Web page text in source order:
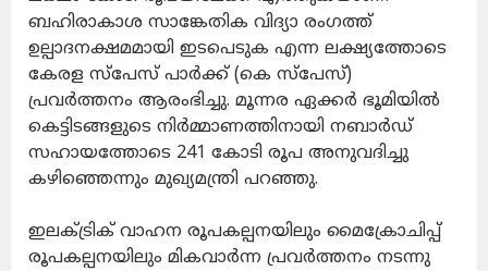
ബഹിരാകാശ സാങ്കേതിക വിദ്യാ രംഗത്ത്
ഉല്പാദനക്ഷമമായി ഇടപെടുക എന്ന ലക്ഷ്യത്തോടെ
കേരള സ്പേസ് പാർക്ക് (കെ സ്പേസ്)
പ്രവർത്തനം ആരംഭിച്ചു. മൂന്നര ഏക്കർ ഭൂമിയിൽ
കെട്ടിടങ്ങളുടെ നിർമ്മാണത്തിനായി നബാർഡ്
സഹായത്തോടെ 241 കോടി രൂപ അനുവദിച്ചു
കഴിഞ്ഞെന്നും മുഖ്യമന്ത്രി പറഞ്ഞു.
ഇലക്ട്രിക് വാഹന രൂപകല്പനയിലും മൈക്രോചിപ്പ്
രൂപകല്പനയിലും മികവാർന്ന പ്രവർത്തനം നടന്നു